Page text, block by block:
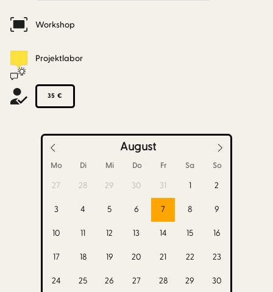
Workshop
Projektlabor
35 €
August
Mo Di Mi Do Fr Sa So
27 28 29 30 31 1 2
3 4 5 6 7 8 9
10 11 12 13 14 15 16
17 18 19 20 21 22 23
24 25 26 27 28 29 30